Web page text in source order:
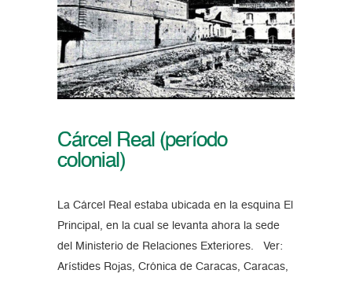
Cárcel Real (período
colonial)
La Cárcel Real estaba ubicada en la esquina El
Principal, en la cual se levanta ahora la sede
del Ministerio de Relaciones Exteriores. Ver:
Arístides Rojas, Crónica de Caracas, Caracas,